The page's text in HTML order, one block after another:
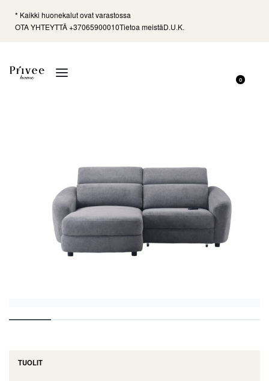
* Kaikki huonekalut ovat varastossa
OTA YHTEYTTÄ +37065900010Tietoa meistäD.U.K.
0
TUOLIT